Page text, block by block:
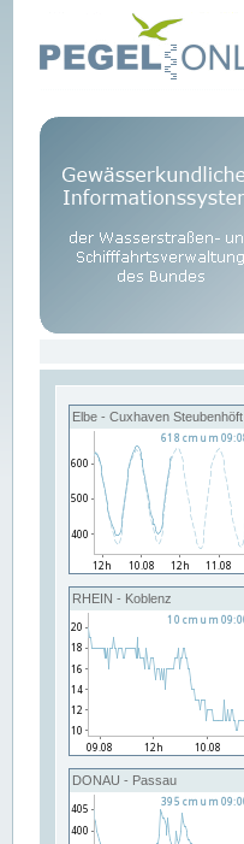
Elbe - Cuxhaven Steubenhöft
RHEIN - Koblenz
DONAU - Passau